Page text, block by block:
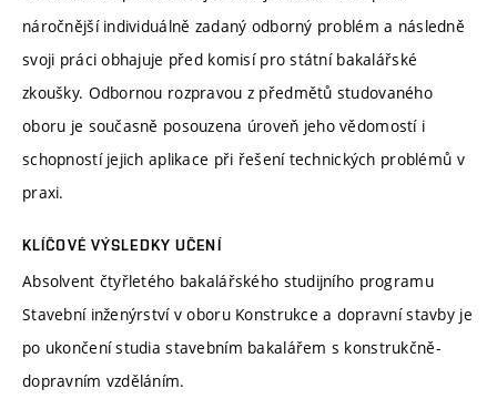
náročnější individuálně zadaný odborný problém a následně
svoji práci obhajuje před komisí pro státní bakalářské
zkoušky. Odbornou rozpravou z předmětů studovaného
oboru je současně posouzena úroveň jeho vědomostí i
schopností jejich aplikace při řešení technických problémů v
praxi.
KLÍČOVÉ VÝSLEDKY UČENÍ
Absolvent čtyřletého bakalářského studijního programu
Stavební inženýrství v oboru Konstrukce a dopravní stavby je
po ukončení studia stavebním bakalářem s konstrukčně-
dopravním vzděláním.